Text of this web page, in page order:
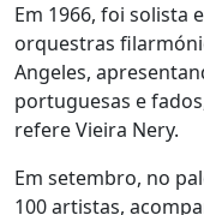
Em 1966, foi solista
orquestras
Angeles,
portuguesas e
refere Vieira Nery.
Em setembro, no
100 artistas,